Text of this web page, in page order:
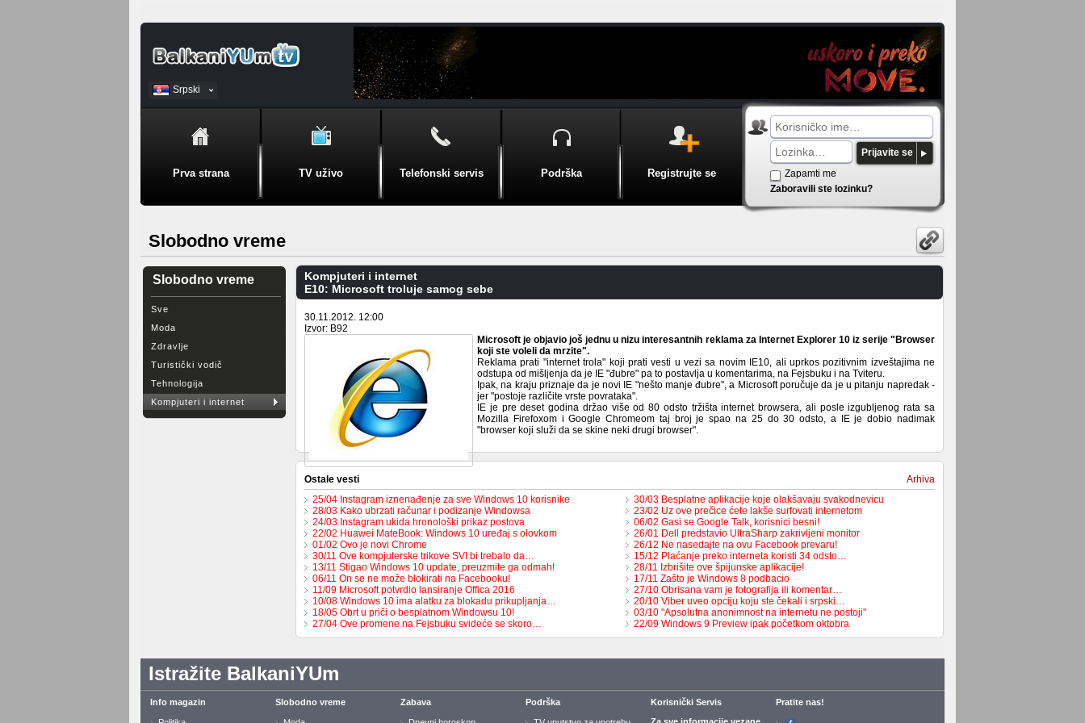
Srpski
BiH
Prva strana TV uživo Telefonski servis Podrška Registrujte se
Prijavite se
Zapamti me
Zaboravili ste lozinku?
Slobodno vreme
Slobodno vreme
Sve
Moda
Zdravlje
Turistički vodič
Tehnologija
Kompjuteri i internet
Kompjuteri i internet
E10: Microsoft troluje samog sebe
30.11.2012. 12:00
Izvor: B92
Microsoft je objavio još jednu u nizu interesantnih reklama za Internet Explorer 10 iz serije "Browser
koji ste voleli da mrzite".
Reklama prati "internet trola" koji prati vesti u vezi sa novim IE10, ali uprkos pozitivnim izveštajima ne
odstupa od mišljenja da je IE "đubre" pa to postavlja u komentarima, na Fejsbuku i na Tviteru.
Ipak, na kraju priznaje da je novi IE "nešto manje đubre", a Microsoft poručuje da je u pitanju napredak -
jer "postoje različite vrste povrataka".
IE je pre deset godina držao više od 80 odsto tržišta internet browsera, ali posle izgubljenog rata sa
Mozilla Firefoxom i Google Chromeom taj broj je spao na 25 do 30 odsto, a IE je dobio nadimak
"browser koji služi da se skine neki drugi browser".
Ostale vesti
Arhiva
25/04 Instagram iznenađenje za sve Windows 10 korisnike
28/03 Kako ubrzati računar i podizanje Windowsa
24/03 Instagram ukida hronološki prikaz postova
22/02 Huawei MateBook: Windows 10 uređaj s olovkom
01/02 Ovo je novi Chrome
30/11 Ove kompjuterske trikove SVI bi trebalo da…
13/11 Stigao Windows 10 update, preuzmite ga odmah!
06/11 On se ne može blokirati na Facebooku!
11/09 Microsoft potvrdio lansiranje Offica 2016
10/08 Windows 10 ima alatku za blokadu prikupljanja…
18/05 Obrt u priči o besplatnom Windowsu 10!
27/04 Ove promene na Fejsbuku svideće se skoro…
30/03 Besplatne aplikacije koje olakšavaju svakodnevicu
23/02 Uz ove prečice ćete lakše surfovati internetom
06/02 Gasi se Google Talk, korisnici besni!
26/01 Dell predstavio UltraSharp zakrivljeni monitor
26/12 Ne nasedajte na ovu Facebook prevaru!
15/12 Plaćanje preko interneta koristi 34 odsto…
28/11 Izbrišite ove špijunske aplikacije!
17/11 Zašto je Windows 8 podbacio
27/10 Obrisana vam je fotografija ili komentar…
20/10 Viber uveo opciju koju ste čekali i srpski…
03/10 "Apsolutna anonimnost na internetu ne postoji"
22/09 Windows 9 Preview ipak početkom oktobra
Istražite BalkaniYUm
Info magazin Slobodno vreme Zabava Podrška
Korisnički Servis
Pratite nas!